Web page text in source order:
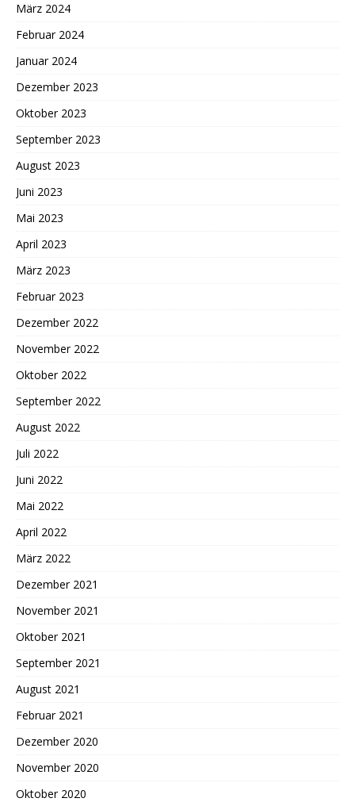
März 2024
Februar 2024
Januar 2024
Dezember 2023
Oktober 2023
September 2023
August 2023
Juni 2023
Mai 2023
April 2023
März 2023
Februar 2023
Dezember 2022
November 2022
Oktober 2022
September 2022
August 2022
Juli 2022
Juni 2022
Mai 2022
April 2022
März 2022
Dezember 2021
November 2021
Oktober 2021
September 2021
August 2021
Februar 2021
Dezember 2020
November 2020
Oktober 2020